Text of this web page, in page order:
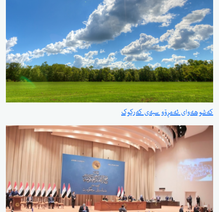
کەشوهەوای ئەمڕۆو سبەی کەرکوک